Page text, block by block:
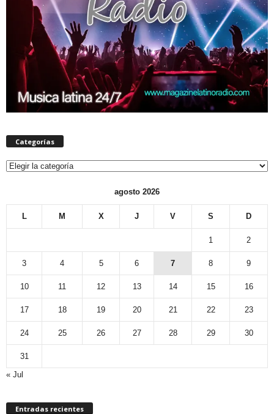
Categorías
Categorías
agosto 2026
L M X J V S D
1 2
3 4 5 6 7 8 9
10 11 12 13 14 15 16
17 18 19 20 21 22 23
24 25 26 27 28 29 30
31
« Jul
Entradas recientes